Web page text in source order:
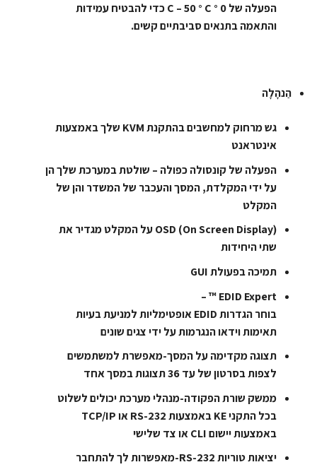
הפעלה של 0 ° C – 50 ° C כדי להבטיח עמידות
והתאמה בתנאים סביבתיים קשים.
הַנהָלָה
גש מרחוק למחשבים בהתקנת KVM שלך באמצעות
אינטראנט
הפעלה של קונסולה כפולה – שולטת במערכת שלך הן
על ידי המקלדת, המסך והעכבר של המשדר והן של
המקלט
OSD (On Screen Display) על המקלט מגדיר את
שתי היחידות
תמיכה בפעולת GUI
EDID Expert ™ –
בוחר הגדרות EDID אופטימליות למניעת בעיות
תאימות וידאו הנגרמות על ידי צגים שונים
תצוגה מקדימה על המסך-מאפשרת למשתמשים
לצפות בסרטון של עד 36 תצוגות במסך אחד
ממשק שורת הפקודה-מנהלי מערכת יכולים לשלוט
בכל התקני KE באמצעות RS-232 או TCP/IP
באמצעות יישום CLI או צד שלישי
יציאות טוריות RS-232-מאפשרות לך להתחבר